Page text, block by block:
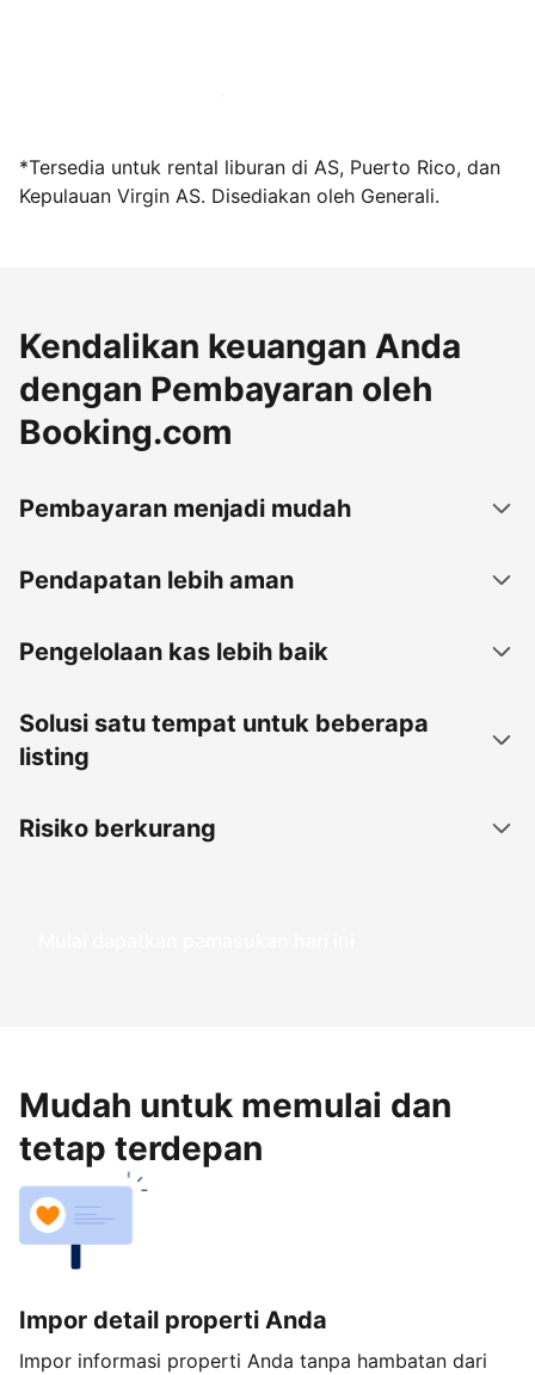
Jadi tuan rumah bersama kami sekarang
*Tersedia untuk rental liburan di AS, Puerto Rico, dan
Kepulauan Virgin AS. Disediakan oleh Generali.
Kendalikan keuangan Anda
dengan Pembayaran oleh
Booking.com
Pembayaran menjadi mudah
Pendapatan lebih aman
Pengelolaan kas lebih baik
Solusi satu tempat untuk beberapa
listing
Risiko berkurang
Mulai dapatkan pemasukan hari ini
Mudah untuk memulai dan
tetap terdepan
Impor detail properti Anda
Impor informasi properti Anda tanpa hambatan dari